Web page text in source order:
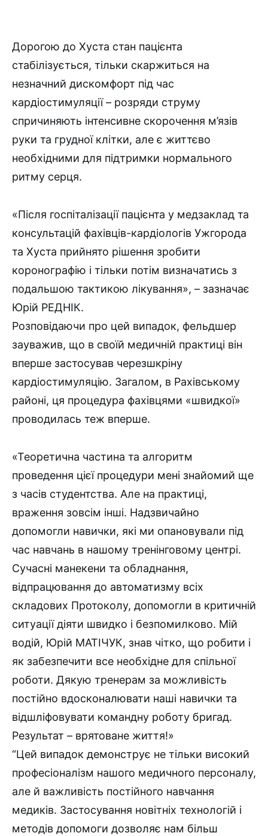
Дорогою до Хуста стан пацієнта
стабілізується, тільки скаржиться на
незначний дискомфорт під час
кардіостимуляції – розряди струму
спричиняють інтенсивне скорочення м’язів
руки та грудної клітки, але є життєво
необхідними для підтримки нормального
ритму серця.
«Після госпіталізації пацієнта у медзаклад та
консультацій фахівців-кардіологів Ужгорода
та Хуста прийнято рішення зробити
коронографію і тільки потім визначатись з
подальшою тактикою лікування», – зазначає
Юрій РЕДНІК.
Розповідаючи про цей випадок, фельдшер
зауважив, що в своїй медичній практиці він
вперше застосував черезшкріну
кардіостимуляцію. Загалом, в Рахівському
районі, ця процедура фахівцями «швидкої»
проводилась теж вперше.
«Теоретична частина та алгоритм
проведення цієї процедури мені знайомий ще
з часів студентства. Але на практиці,
враження зовсім інші. Надзвичайно
допомогли навички, які ми опановували під
час навчань в нашому тренінговому центрі.
Сучасні манекени та обладнання,
відпрацювання до автоматизму всіх
складових Протоколу, допомогли в критичній
ситуації діяти швидко і безпомилково. Мій
водій, Юрій МАТІЧУК, знав чітко, що робити і
як забезпечити все необхідне для спільної
роботи. Дякую тренерам за можливість
постійно вдосконалювати наші навички та
відшліфовувати командну роботу бригад.
Результат – врятоване життя!»
“Цей випадок демонструє не тільки високий
професіоналізм нашого медичного персоналу,
але й важливість постійного навчання
медиків. Застосування новітніх технологій і
методів допомоги дозволяє нам більш